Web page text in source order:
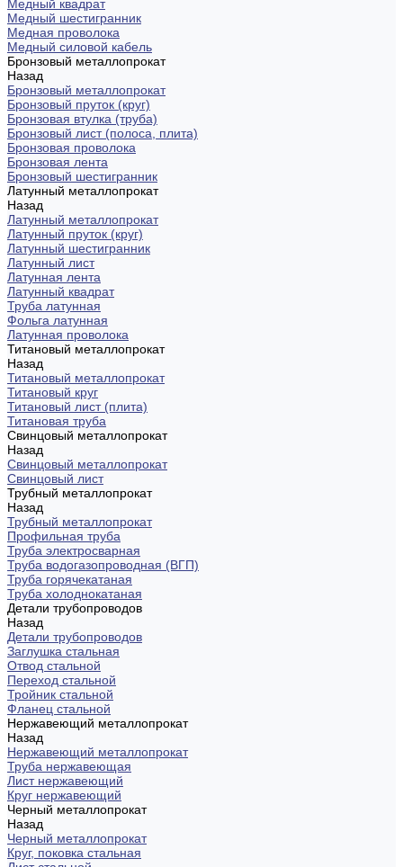
Медный квадрат
Медный шестигранник
Медная проволока
Медный силовой кабель
Бронзовый металлопрокат
Назад
Бронзовый металлопрокат
Бронзовый пруток (круг)
Бронзовая втулка (труба)
Бронзовый лист (полоса, плита)
Бронзовая проволока
Бронзовая лента
Бронзовый шестигранник
Латунный металлопрокат
Назад
Латунный металлопрокат
Латунный пруток (круг)
Латунный шестигранник
Латунный лист
Латунная лента
Латунный квадрат
Труба латунная
Фольга латунная
Латунная проволока
Титановый металлопрокат
Назад
Титановый металлопрокат
Титановый круг
Титановый лист (плита)
Титановая труба
Свинцовый металлопрокат
Назад
Свинцовый металлопрокат
Свинцовый лист
Трубный металлопрокат
Назад
Трубный металлопрокат
Профильная труба
Труба электросварная
Труба водогазопроводная (ВГП)
Труба горячекатаная
Труба холоднокатаная
Детали трубопроводов
Назад
Детали трубопроводов
Заглушка стальная
Отвод стальной
Переход стальной
Тройник стальной
Фланец стальной
Нержавеющий металлопрокат
Назад
Нержавеющий металлопрокат
Труба нержавеющая
Лист нержавеющий
Круг нержавеющий
Черный металлопрокат
Назад
Черный металлопрокат
Круг, поковка стальная